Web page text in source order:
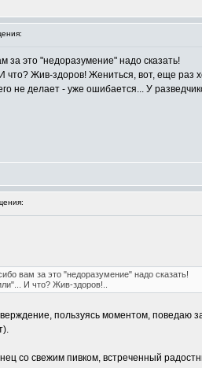
за это "недоразумение" надо сказать!
что? Жив-здоров! Жениться, вот, еще раз
не делает - уже ошибается... У
вам за это "недоразумение" надо сказать!
И что? Жив-здоров!..
пользуясь моментом, поведаю
со свежим пивком, встреченный